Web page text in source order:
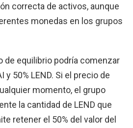
correcta de activos, aunque
monedas en los grupos
de equilibrio podría comenzar
y 50% LEND. Si el precio de
momento, el grupo
la cantidad de LEND que
retener el 50% del valor del